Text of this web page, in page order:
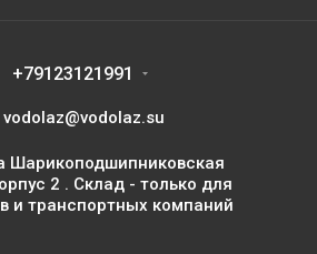
+79123121991
vodolaz@vodolaz.su
Шарикоподшипниковская
2 . Склад - только для
и транспортных компаний